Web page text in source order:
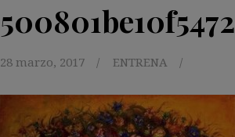
28 marzo, 2017 ENTRENA